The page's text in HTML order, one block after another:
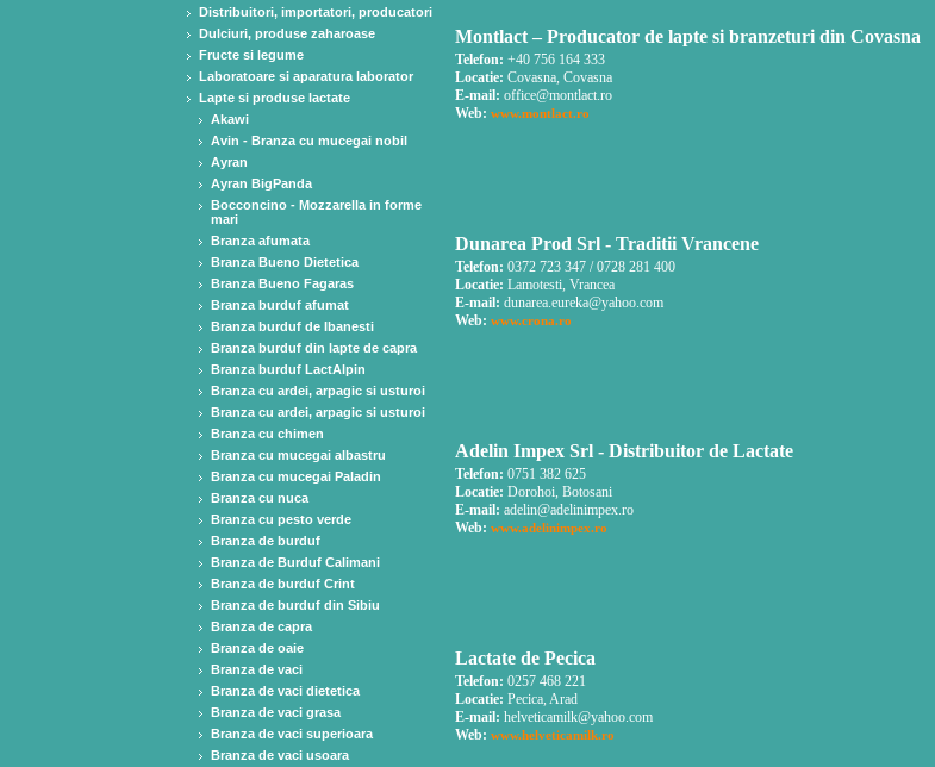
Distribuitori, importatori, producatori
Dulciuri, produse zaharoase
Fructe si legume
Laboratoare si aparatura laborator
Lapte si produse lactate
Akawi
Avin - Branza cu mucegai nobil
Ayran
Ayran BigPanda
Bocconcino - Mozzarella in forme
mari
Branza afumata
Branza Bueno Dietetica
Branza Bueno Fagaras
Branza burduf afumat
Branza burduf de Ibanesti
Branza burduf din lapte de capra
Branza burduf LactAlpin
Branza cu ardei, arpagic si usturoi
Branza cu ardei, arpagic si usturoi
Branza cu chimen
Branza cu mucegai albastru
Branza cu mucegai Paladin
Branza cu nuca
Branza cu pesto verde
Branza de burduf
Branza de Burduf Calimani
Branza de burduf Crint
Branza de burduf din Sibiu
Branza de capra
Branza de oaie
Branza de vaci
Branza de vaci dietetica
Branza de vaci grasa
Branza de vaci superioara
Branza de vaci usoara
Montlact – Producator de lapte si branzeturi din Covasna
Telefon: +40 756 164 333
Locatie: Covasna, Covasna
E-mail: office@montlact.ro
Web: www.montlact.ro
Dunarea Prod Srl - Traditii Vrancene
Telefon: 0372 723 347 / 0728 281 400
Locatie: Lamotesti, Vrancea
E-mail: dunarea.eureka@yahoo.com
Web: www.crona.ro
Adelin Impex Srl - Distribuitor de Lactate
Telefon: 0751 382 625
Locatie: Dorohoi, Botosani
E-mail: adelin@adelinimpex.ro
Web: www.adelinimpex.ro
Lactate de Pecica
Telefon: 0257 468 221
Locatie: Pecica, Arad
E-mail: helveticamilk@yahoo.com
Web: www.helveticamilk.ro